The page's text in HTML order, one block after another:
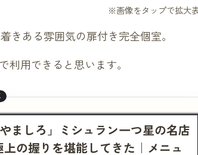
きある雰囲気の扉付き完全個室。
利用できると思います。
ましろ」ミシュラン一つ星の名店
の握りを堪能してきた｜メニュ